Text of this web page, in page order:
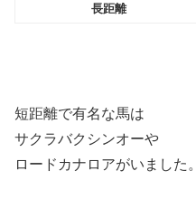
長距離
短距離で有名な馬は
サクラバクシンオーや
ロードカナロアがいました。